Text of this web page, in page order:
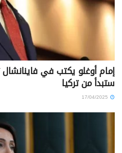
إمام أوغلو يكتب في فاينانشال
ستبدأ من تركيا